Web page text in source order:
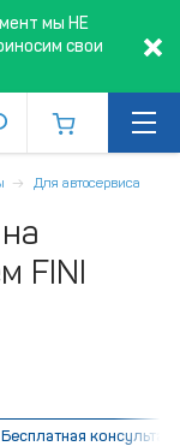
мы НЕ
свои
Для автосервиса
FINI
Бесплатная